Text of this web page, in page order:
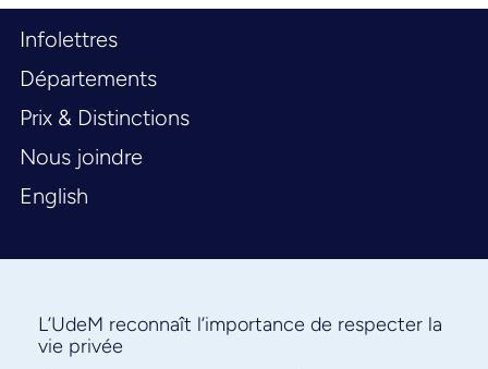
Infolettres
Départements
Prix & Distinctions
Nous joindre
English
L’UdeM reconnaît l’importance de respecter la
vie privée